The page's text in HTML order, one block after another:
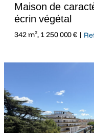
Maison de
écrin végétal
342 m², 1 250 000 € |